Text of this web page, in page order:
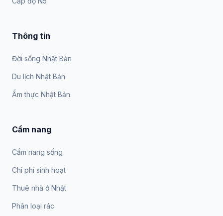
Thông tin
Đời sống Nhật Bản
Du lịch Nhật Bản
Ẩm thực Nhật Bản
Cẩm nang
Cẩm nang sống
Chi phí sinh hoạt
Thuê nhà ở Nhật
Phân loại rác